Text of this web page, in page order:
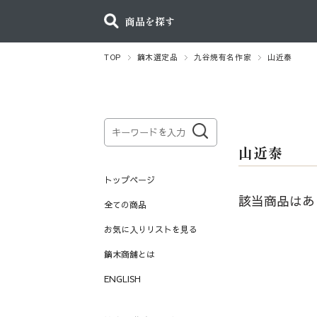
商品を探す
TOP 鏑木選定品 九谷焼有名作家 山近泰
トップページ
全ての商品
お気に入りリストを見る
鏑木商舗とは
ENGLISH
山近泰
該当商品は